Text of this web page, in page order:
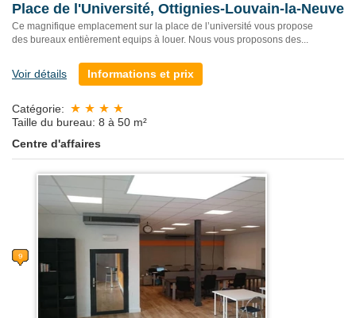
Place de l'Université, Ottignies-Louvain-la-Neuve
Ce magnifique emplacement sur la place de l’université vous propose
des bureaux entièrement equips à louer. Nous vous proposons des...
Voir détails Informations et prix
Catégorie:
Taille du bureau: 8 à 50 m²
Centre d'affaires